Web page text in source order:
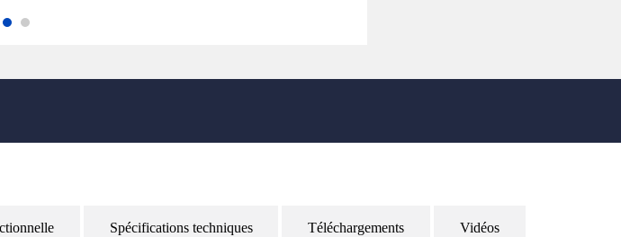
Spécifications techniques Téléchargements Vidéos